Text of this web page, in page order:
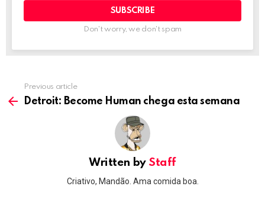
Don't worry, we don't spam
more
Previous article
Detroit: Become Human chega esta semana
Written by Staff
Criativo, Mandão. Ama comida boa.